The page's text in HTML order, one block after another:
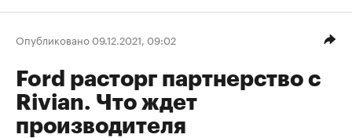
Опубликовано 09.12.2021, 09:02
Ford расторг партнерство с
Rivian. Что ждет
производителя